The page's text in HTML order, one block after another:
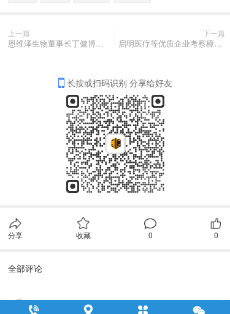
上一篇
恩维泽生物董事长丁健博士考察樟树生物医药产业园
下一篇
启明医疗等优质企业考察樟树生物医药产业园
长按或扫码识别 分享给好友
分享 收藏 0 0
全部评论